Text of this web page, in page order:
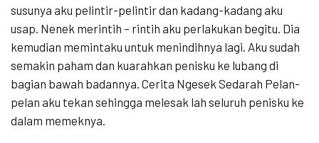
susunya aku pelintir-pelintir dan kadang-kadang aku
usap. Nenek merintih – rintih aku perlakukan begitu. Dia
kemudian memintaku untuk menindihnya lagi. Aku sudah
semakin paham dan kuarahkan penisku ke lubang di
bagian bawah badannya. Cerita Ngesek Sedarah Pelan-
pelan aku tekan sehingga melesak lah seluruh penisku ke
dalam memeknya.